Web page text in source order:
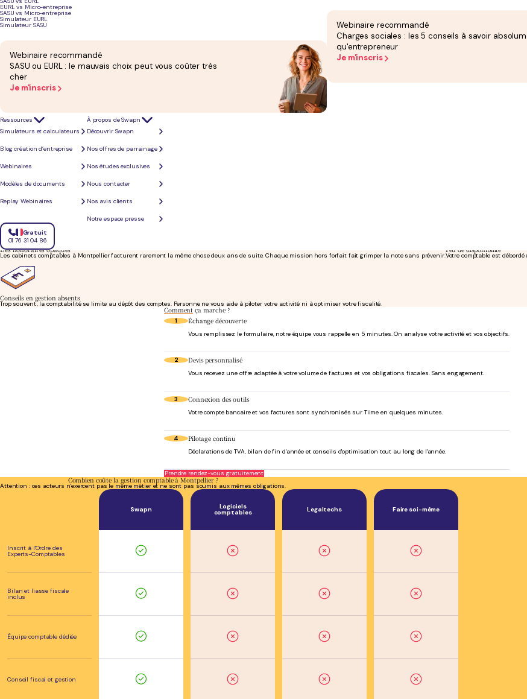
EURL vs Micro-entreprise
SASU vs Micro-entreprise
Simulateur EURL
Simulateur SASU
Webinaire recommandé
SASU ou EURL : le mauvais choix peut vous coûter très
cher
Je m'inscris
Webinaire recommandé
Charges sociales : les 5 conseils à savoir
qu'entrepreneur
Je m'inscris
Ressources
Simulateurs et calculateurs
Blog création d’entreprise
Webinaires
Modèles de documents
Replay Webinaires
À propos de Swapn
Découvrir Swapn
Nos offres de parrainage
Nos études exclusives
Nous contacter
Nos avis clients
Notre espace presse
Gratuit
01 76 31 04 86
Conseil fiscal et gestion
Votre équipe vous conseille sur la fiscalité, le pilotage et les choix de gestion. Un accompagnement concret, pas un simple dépôt de comptes.
Ce que ne recherchent pas les entreprises à Montpellier chez leur expert-comptable
Entre les cabinets traditionnels hors de prix et les outils en ligne qui ne remplacent pas un vrai expert, trop de dirigeants montpelliérains naviguent à vue.
Des honoraires opaques
Les cabinets comptables à Montpellier facturent rarement la même chose deux ans de suite. Chaque mission hors forfait fait grimper la note sans prévenir.
Peu de disponibilité
Votre comptable est
Conseils en gestion absents
Trop souvent, la comptabilité se limite au dépôt des comptes. Personne ne vous aide à piloter votre activité ni à optimiser votre fiscalité.
Comment ça marche ?
1 Échange découverte
Vous remplissez le formulaire, notre équipe vous rappelle en 5 minutes. On analyse votre activité et vos objectifs.
2 Devis personnalisé
Vous recevez une offre adaptée à votre volume de factures et vos obligations fiscales. Sans engagement.
3 Connexion des outils
Votre compte bancaire et vos factures sont synchronisés sur Tiime en quelques minutes.
4 Pilotage continu
Déclarations de TVA, bilan de fin d'année et conseils d'optimisation tout au long de l'année.
Prendre rendez-vous gratuitement
Combien coûte la gestion comptable à Montpellier ?
Attention : ces acteurs n'exercent pas le même métier et ne sont pas soumis aux mêmes obligations.
Swapn Logiciels
comptables Legaltechs Faire soi-même
Inscrit à l'Ordre des
Experts-Comptables
Bilan et liasse fiscale
inclus
Équipe comptable dédiée
Conseil fiscal et gestion